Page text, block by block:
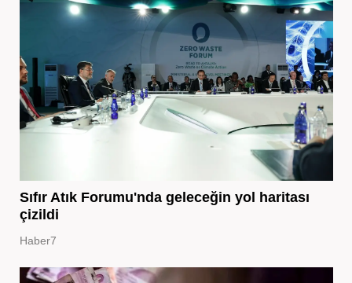
Sıfır Atık Forumu'nda geleceğin yol haritası
çizildi
Haber7